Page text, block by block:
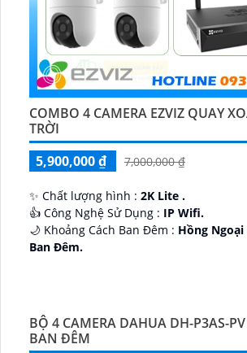
COMBO 4 CAMERA EZVIZ QUAY
TRỜI
5,900,000 ₫
7,000,000 ₫
✨ Chất lượng hình : 2K Lite .
👍 Công Nghệ Sử Dụng : IP Wifi.
🌙 Khoảng Cách Ban Đêm : Hồng
Ban Ðêm.
BỘ 4 CAMERA DAHUA DH-P3AS-
BAN ĐÊM